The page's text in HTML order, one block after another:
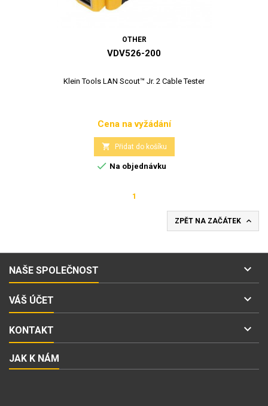
OTHER
VDV526-200
Klein Tools LAN Scout™ Jr. 2 Cable Tester
Cena
Cena na vyžádání
 Přidat do košíku
 Na objednávku
1
ZPĚT NA ZAČÁTEK 
NAŠE SPOLEČNOST 
VÁŠ ÚČET 
KONTAKT 
JAK K NÁM